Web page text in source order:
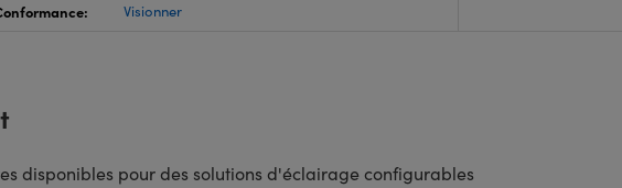
Visionner
disponibles pour des solutions d'éclairage configurables